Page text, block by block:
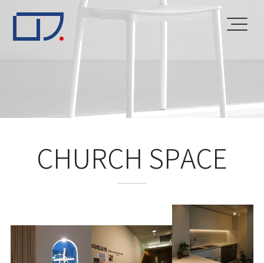
CHURCH SPACE